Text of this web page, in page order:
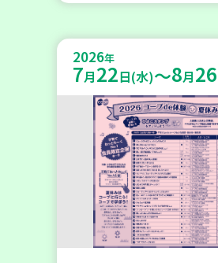
2026年
7月22日(水)～8月26